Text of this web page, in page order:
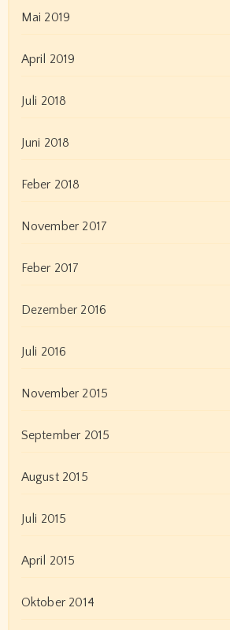
Mai 2019
April 2019
Juli 2018
Juni 2018
Feber 2018
November 2017
Feber 2017
Dezember 2016
Juli 2016
November 2015
September 2015
August 2015
Juli 2015
April 2015
Oktober 2014